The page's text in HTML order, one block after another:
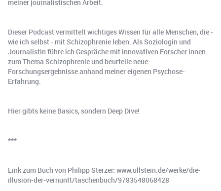
meiner journalistischen Arbeit.
Dieser Podcast vermittelt wichtiges Wissen für alle Menschen, die -
wie ich selbst - mit Schizophrenie leben. Als Soziologin und
Journalistin führe ich Gespräche mit innovativen Forscher:innen
zum Thema Schizophrenie und beurteile neue
Forschungsergebnisse anhand meiner eigenen Psychose-
Erfahrung.
Hier gibts keine Basics, sondern Deep Dive!
***
Link zum Buch von Philipp Sterzer: www.ullstein.de/werke/die-
illusion-der-vernunft/taschenbuch/9783548068428